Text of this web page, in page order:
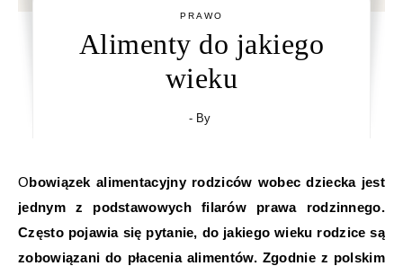
PRAWO
Alimenty do jakiego
wieku
- By
Obowiązek alimentacyjny rodziców wobec dziecka jest
jednym z podstawowych filarów prawa rodzinnego.
Często pojawia się pytanie, do jakiego wieku rodzice są
zobowiązani do płacenia alimentów. Zgodnie z polskim